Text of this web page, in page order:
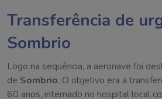
Transferência de
Sombrio
Logo na sequência, a aeronave foi
de Sombrio. O objetivo era a
60 anos, internado no hospital local